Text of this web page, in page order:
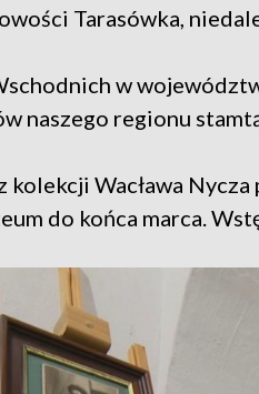
Tarasówka,
w
naszego regionu
kolekcji Wacława
do końca marca.